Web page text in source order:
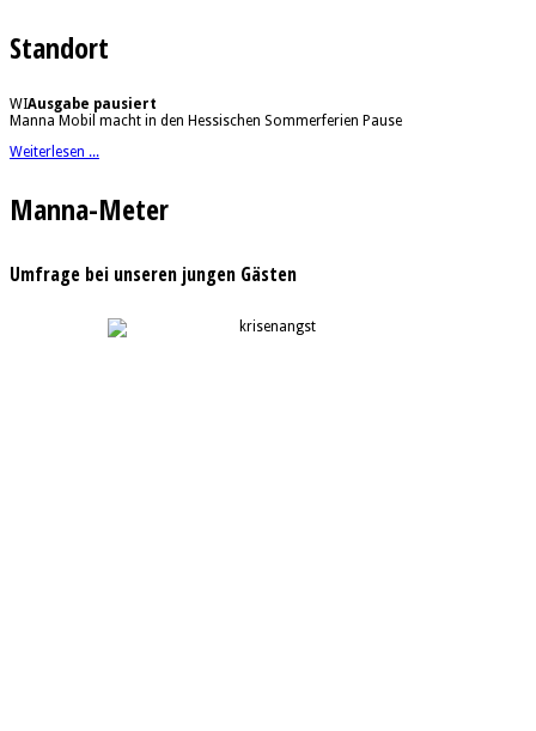
Standort
WIAusgabe pausiert
Manna Mobil macht in den Hessischen Sommerferien Pause
Weiterlesen ...
Manna-Meter
Umfrage bei unseren jungen Gästen